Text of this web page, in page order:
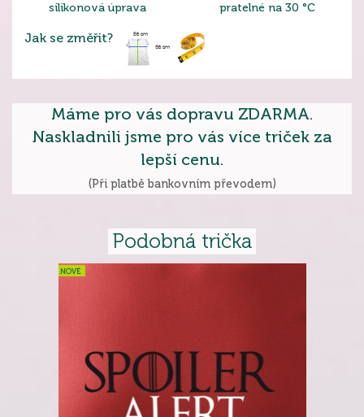
silikonová úprava pratelné na 30 °C
Jak se změřit?
Máme pro vás dopravu ZDARMA.
Naskladnili jsme pro vás více triček za
lepší cenu.
(Při platbě bankovním převodem)
Podobná trička
NOVÉ